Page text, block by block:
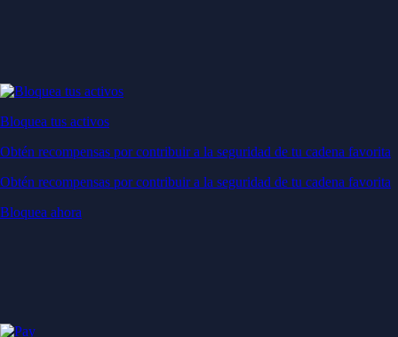
Bloquea tus activos
Obtén recompensas por contribuir a la seguridad de tu cadena favorita
Obtén recompensas por contribuir a la seguridad de tu cadena favorita
Bloquea ahora